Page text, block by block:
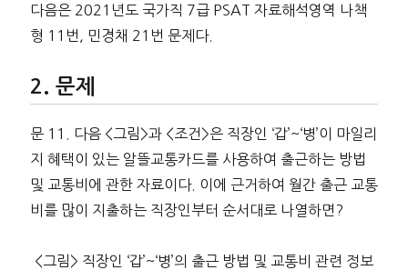
다음은 2021년도 국가직 7급 PSAT 자료해석영역 나책
형 11번, 민경채 21번 문제다.
문제
문 11. 다음 <그림>과 <조건>은 직장인 ‘갑’~‘병’이 마일리
지 혜택이 있는 알뜰교통카드를 사용하여 출근하는 방법
및 교통비에 관한 자료이다. 이에 근거하여 월간 출근 교통
비를 많이 지출하는 직장인부터 순서대로 나열하면?
<그림> 직장인 ‘갑’~‘병’의 출근 방법 및 교통비 관련 정보